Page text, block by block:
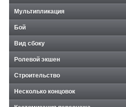
Мультипликация
Бой
Вид сбоку
Ролевой экшен
Строительство
Несколько концовок